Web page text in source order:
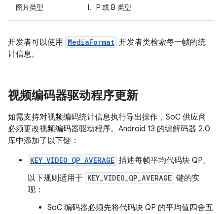
图片类型 I、P 或 B 类型
开发者可以使用 MediaFormat 开发者类检索每一帧的统
计信息。
视频编码器驱动程序更新
如需支持对视频编码统计信息执行导出操作，SoC 供应商
必须更改视频编码器驱动程序。Android 13 的编解码器 2.0
库中添加了以下键：
KEY_VIDEO_QP_AVERAGE 描述每帧平均代码块 QP。
以下规则适用于 KEY_VIDEO_QP_AVERAGE 键的实
现：
SoC 编码器必须先将代码块 QP 的平均值四舍五